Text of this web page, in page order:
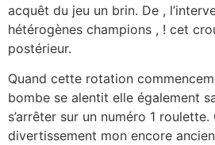
acquêt du jeu un brin. De ,
hétérogènes champions , ! cet
postérieur.
Quand cette rotation
bombe se alentit elle également
s’arrêter sur un numéro 1
divertissement mon encore